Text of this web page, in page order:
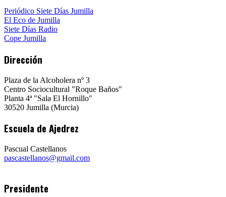
Periódico Siete Días Jumilla
El Eco de Jumilla
Siete Días Radio
Cope Jumilla
Dirección
Plaza de la Alcoholera nº 3
Centro Sociocultural "Roque Baños"
Planta 4ª "Sala El Hornillo"
30520 Jumilla (Murcia)
Escuela de Ajedrez
Pascual Castellanos
pascastellanos@gmail.com
Presidente